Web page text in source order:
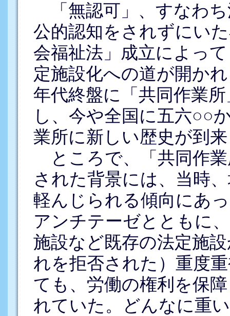
「無認可」、すなわ
公的認知をされずにい
会福祉法」成立によっ
定施設化への道が開か
年代終盤に「共同作業
し、今や全国に五六○○
業所に新しい歴史が到
ところで、「共同作
された背景には、当時
軽んじられる傾向にあ
アンチテーゼとともに
施設など既存の法定施
れを拒否された）重度
ても、労働の権利を保
れていた。どんなに重